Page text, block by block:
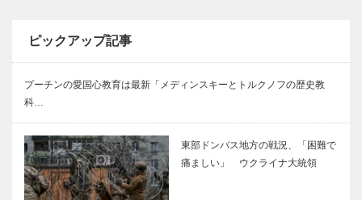
ピックアップ記事
プーチンの愛国心教育は最新「メディンスキーとトルクノフの歴史教
科…
東部ドンバス地方の戦況、「困難で
痛ましい」 ウクライナ大統領